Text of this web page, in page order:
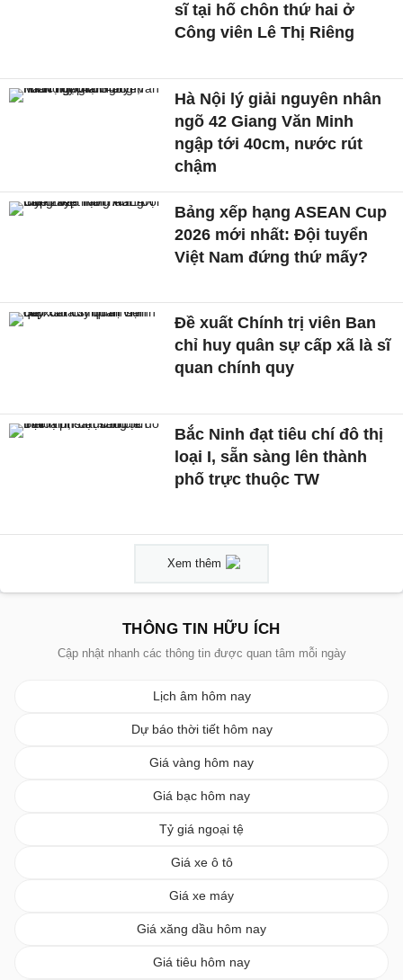
sĩ tại hố chôn thứ hai ở
Công viên Lê Thị Riêng
Hà Nội lý giải nguyên nhân
ngõ 42 Giang Văn Minh
ngập tới 40cm, nước rút
chậm
Bảng xếp hạng ASEAN Cup
2026 mới nhất: Đội tuyển
Việt Nam đứng thứ mấy?
Đề xuất Chính trị viên Ban
chỉ huy quân sự cấp xã là sĩ
quan chính quy
Bắc Ninh đạt tiêu chí đô thị
loại I, sẵn sàng lên thành
phố trực thuộc TW
Xem thêm
THÔNG TIN HỮU ÍCH
Cập nhật nhanh các thông tin được quan tâm mỗi ngày
Lịch âm hôm nay
Dự báo thời tiết hôm nay
Giá vàng hôm nay
Giá bạc hôm nay
Tỷ giá ngoại tệ
Giá xe ô tô
Giá xe máy
Giá xăng dầu hôm nay
Giá tiêu hôm nay